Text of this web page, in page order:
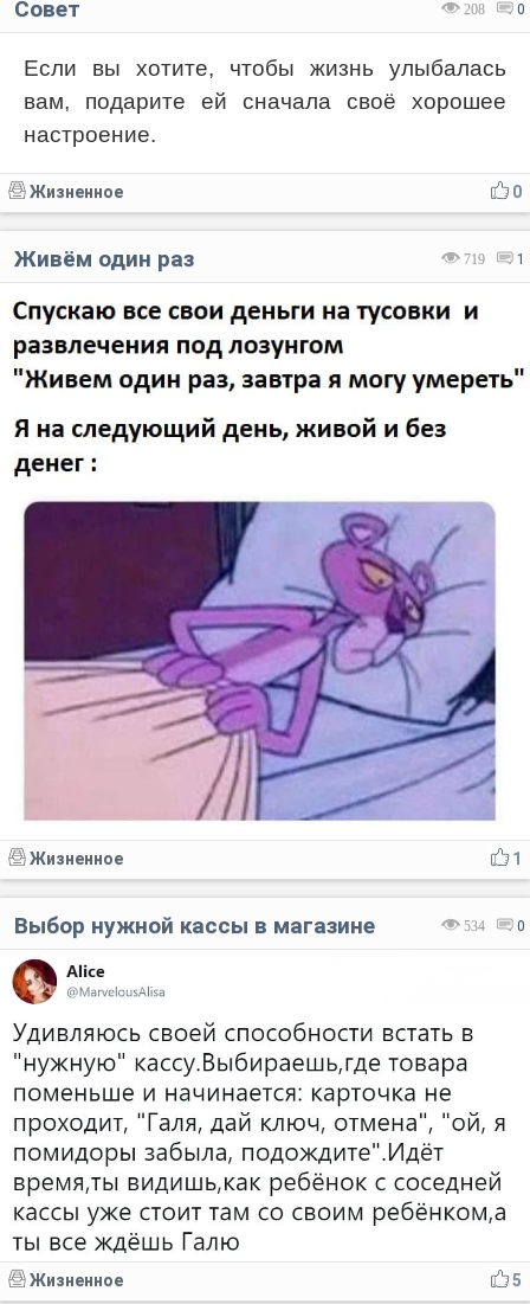
208 0
Совет
Если вы хотите, чтобы жизнь улыбалась
вам, подарите ей сначала своё хорошее
настроение.
0
Жизненное
719 1
Живём один раз
1
Жизненное
534 0
Выбор нужной кассы в магазине
5
Жизненное